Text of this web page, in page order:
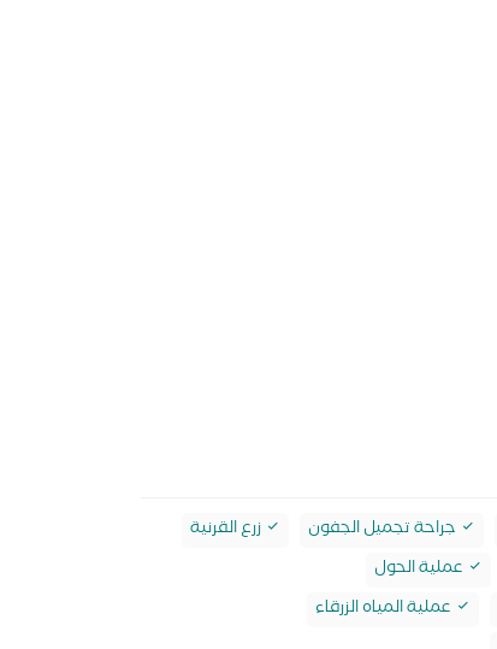
جراحة تجميل الجفون
زرع القرنية
عملية الحول
عملية المياه الزرقاء